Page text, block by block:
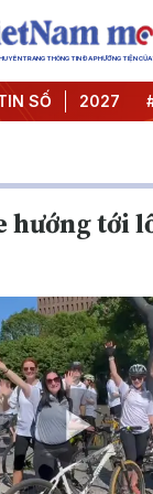
TRANG THÔNG TIN ĐA PHƯƠNG TIỆN
SỐ2027
hướng tới